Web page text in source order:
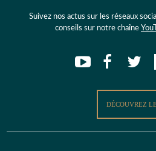
Suivez nos actus sur les réseaux
conseils sur notre chaîne
DÉCOUVREZ